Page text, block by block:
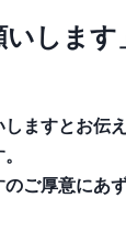
いします
ますとお伝
ご厚意にあ